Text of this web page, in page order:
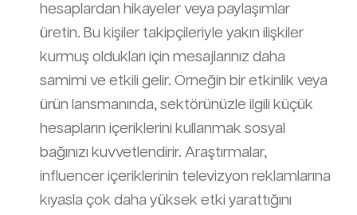
hesaplardan hikayeler veya paylaşımlar
üretin. Bu kişiler takipçileriyle yakın ilişkiler
kurmuş oldukları için mesajlarınız daha
samimi ve etkili gelir. Örneğin bir etkinlik veya
ürün lansmanında, sektörünüzle ilgili küçük
hesapların içeriklerini kullanmak sosyal
bağınızı kuvvetlendirir. Araştırmalar,
influencer içeriklerinin televizyon reklamlarına
kıyasla çok daha yüksek etki yarattığını